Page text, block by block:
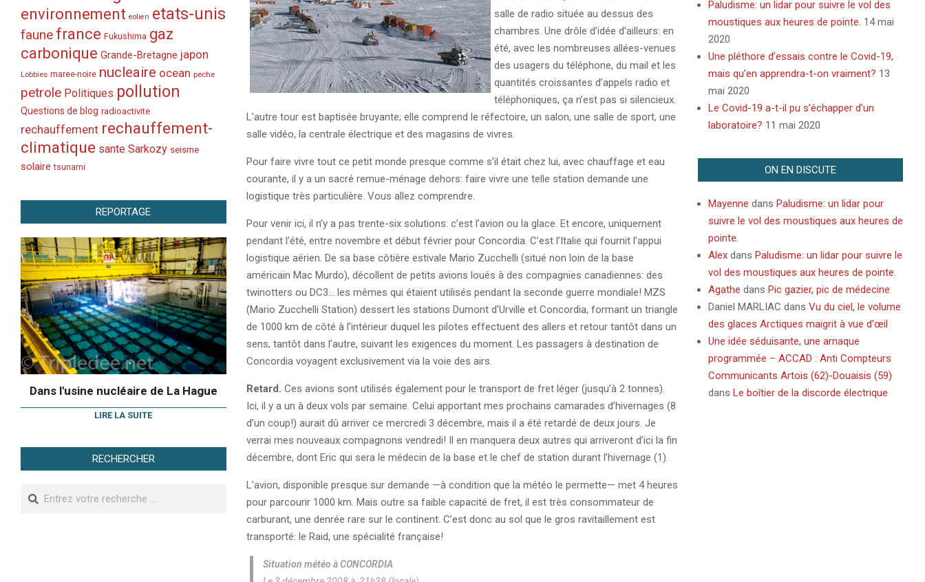
salle de radio située au dessus des
chambres. Une drôle d’idée d’ailleurs: en
été, avec les nombreuses allées-venues
des usagers du téléphone, du mail et les
quantités croissantes d’appels radio et
téléphoniques, ça n’est pas si silencieux.
L’autre tour est baptisée bruyante; elle comprend le réfectoire, un salon, une salle de sport, une
salle vidéo, la centrale électrique et des magasins de vivres.
Pour faire vivre tout ce petit monde presque comme s’il était chez lui, avec chauffage et eau
courante, il y a un sacré remue-ménage dehors: faire vivre une telle station demande une
logistique très particulière. Vous allez comprendre.
Pour venir ici, il n’y a pas trente-six solutions: c’est l’avion ou la glace. Et encore, uniquement
pendant l’été, entre novembre et début février pour Concordia. C’est l’Italie qui fournit l’appui
logistique aérien. De sa base côtière estivale Mario Zucchelli (situé non loin de la base
américain Mac Murdo), décollent de petits avions loués à des compagnies canadiennes: des
twinotters ou DC3… les mêmes qui étaient utilisés pendant la seconde guerre mondiale! MZS
(Mario Zucchelli Station) dessert les stations Dumont d’Urville et Concordia, formant un triangle
de 1000 km de côté à l’intérieur duquel les pilotes effectuent des allers et retour tantôt dans un
sens, tantôt dans l’autre, suivant les exigences du moment. Les passagers à destination de
Concordia voyagent exclusivement via la voie des airs.
Retard. Ces avions sont utilisés également pour le transport de fret léger (jusqu’à 2 tonnes).
Ici, il y a un à deux vols par semaine. Celui apportant mes prochains camarades d’hivernages (8
d’un coup!) aurait dû arriver ce mercredi 3 décembre, mais il a été retardé de deux jours. Je
verrai mes nouveaux compagnons vendredi! Il en manquera deux autres qui arriveront d’ici la fin
décembre, dont Eric qui sera le médecin de la base et le chef de station durant l’hivernage (1).
L’avion, disponible presque sur demande —à condition que la météo le permette— met 4 heures
pour parcourir 1000 km. Mais outre sa faible capacité de fret, il est très consommateur de
carburant, une denrée rare sur le continent. C’est donc au sol que le gros ravitaillement est
transporté: le Raid, une spécialité française!
Situation météo à CONCORDIA
environnement eolien etats-unis
faune france Fukushima gaz
carbonique Grande-Bretagne japon
Lobbies maree-noire nucleaire ocean peche
petrole Politiques pollution
Questions de blog radioactivite
rechauffement rechauffement-
climatique sante Sarkozy seisme
solaire tsunami
REPORTAGE
Dans l'usine nucléaire de La Hague
LIRE LA SUITE
RECHERCHER
Paludisme: un lidar pour suivre le vol des
moustiques aux heures de pointe. 14 mai
2020
Une pléthore d’essais contre le Covid-19,
mais qu’en apprendra-t-on vraiment? 13
mai 2020
Le Covid-19 a-t-il pu s’échapper d’un
laboratoire? 11 mai 2020
ON EN DISCUTE
Mayenne dans Paludisme: un lidar pour
suivre le vol des moustiques aux heures de
pointe.
Alexdans Paludisme: un lidar pour suivre le
vol des moustiques aux heures de pointe.
Agathe dans Pic gazier, pic de médecine
Daniel MARLIAC dans Vu du ciel, le volume
des glaces Arctiques maigrit à vue d’œil
Une idée séduisante, une arnaque
programmée – ACCAD : Anti Compteurs
Communicants Artois (62)-Douaisis (59)
dans Le boîtier de la discorde électrique